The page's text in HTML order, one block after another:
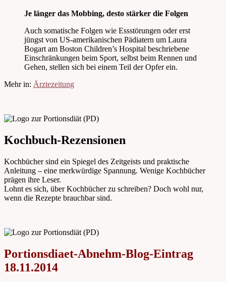
Je länger das Mobbing, desto stärker die Folgen
Auch somatische Folgen wie Essstörungen oder erst
jüngst von US-amerikanischen Pädiatern um Laura
Bogart am Boston Children’s Hospital beschriebene
Einschränkungen beim Sport, selbst beim Rennen und
Gehen, stellen sich bei einem Teil der Opfer ein.
Mehr in: Ärztezeitung
Kochbuch-Rezensionen
Kochbücher sind ein Spiegel des Zeitgeists und praktische
Anleitung – eine merkwürdige Spannung. Wenige Kochbücher
prägen ihre Leser.
Lohnt es sich, über Kochbücher zu schreiben? Doch wohl nur,
wenn die Rezepte brauchbar sind.
Portionsdiaet-Abnehm-Blog-Eintrag
18.11.2014